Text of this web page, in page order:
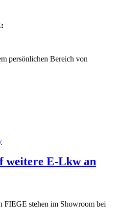
persönlichen Bereich von
weitere E-Lkw an